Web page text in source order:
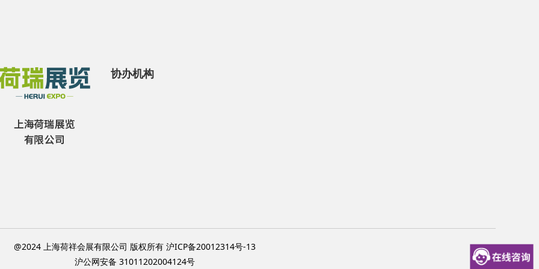
协办机构
@2024 上海荷祥会展有限公司 版权所有 沪ICP备20012314号-13
沪公网安备 31011202004124号